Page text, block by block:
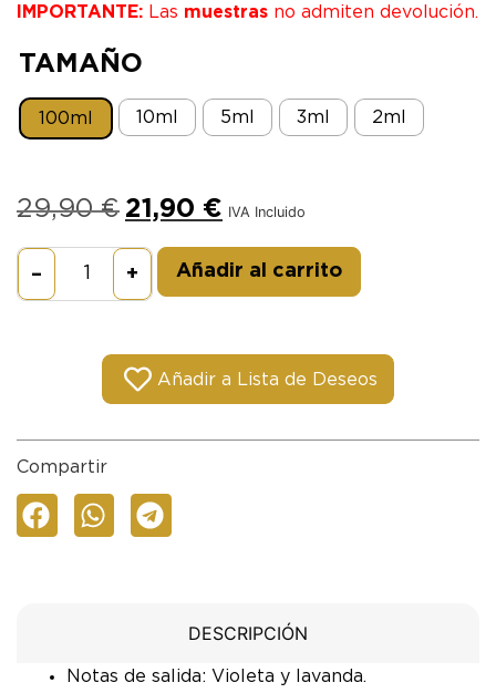
IMPORTANTE: Las muestras no admiten devolución.
TAMAÑO
100ml 10ml 5ml 3ml 2ml
29,90€ 21,90 € IVA Incluido
– + Añadir al carrito
Añadir a Lista de Deseos
Compartir
DESCRIPCIÓN
Notas de salida: Violeta y lavanda.